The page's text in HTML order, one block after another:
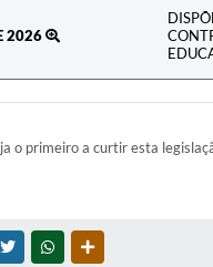
2026
o primeiro a curtir esta
TWITTERWHATSAPP